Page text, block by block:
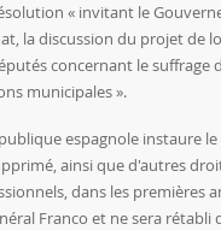
« invitant le
la discussion du projet de
concernant le suffrage
municipales ».
espagnole instaure
ainsi que d'autres
dans les premières
Franco et ne sera rétabli